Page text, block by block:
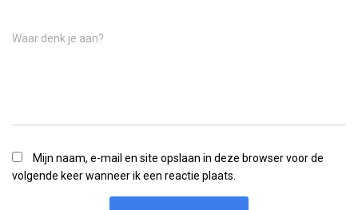
Waar denk je aan?
Mijn naam, e-mail en site opslaan in deze browser voor de
volgende keer wanneer ik een reactie plaats.